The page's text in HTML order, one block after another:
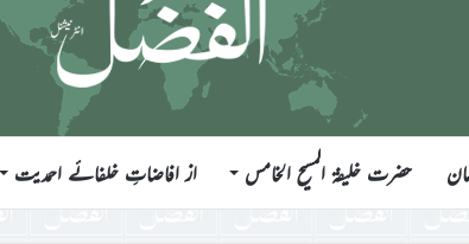
حضرت خلیفۃ المسیح الخامس از افاضاتِ خلفائے احمدیت